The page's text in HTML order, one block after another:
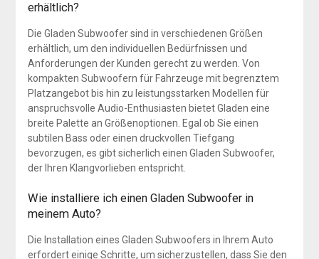
erhältlich?
Die Gladen Subwoofer sind in verschiedenen Größen
erhältlich, um den individuellen Bedürfnissen und
Anforderungen der Kunden gerecht zu werden. Von
kompakten Subwoofern für Fahrzeuge mit begrenztem
Platzangebot bis hin zu leistungsstarken Modellen für
anspruchsvolle Audio-Enthusiasten bietet Gladen eine
breite Palette an Größenoptionen. Egal ob Sie einen
subtilen Bass oder einen druckvollen Tiefgang
bevorzugen, es gibt sicherlich einen Gladen Subwoofer,
der Ihren Klangvorlieben entspricht.
Wie installiere ich einen Gladen Subwoofer in
meinem Auto?
Die Installation eines Gladen Subwoofers in Ihrem Auto
erfordert einige Schritte, um sicherzustellen, dass Sie den